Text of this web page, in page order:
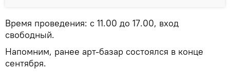
Время проведения: с 11.00 до 17.00, вход
свободный.
Напомним, ранее арт-базар состоялся в конце
сентября.